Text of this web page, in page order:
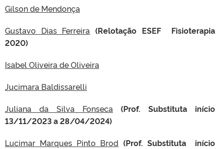
Gilson de Mendonça
Gustavo Dias Ferreira (Relotação ESEF Fisioterapia
2020)
Isabel Oliveira de Oliveira
Jucimara Baldissarelli
Juliana da Silva Fonseca (Prof. Substituta início
13/11/2023 a 28/04/2024)
Lucimar Marques Pinto Brod (Prof. Substituta início